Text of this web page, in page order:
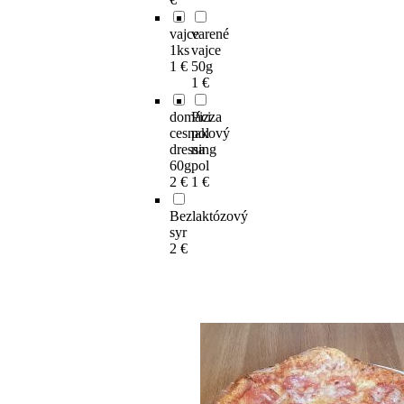
vajce
1ks
1 €
varené
vajce
50g
1 €
domáci
cesnakový
dressing
60g
2 €
Pizza
pol
na
pol
1 €
Bezlaktózový
syr
2 €